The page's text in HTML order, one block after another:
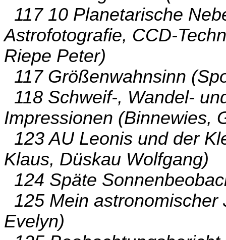
117 10 Planetarische
Astrofotografie, CCD-
Riepe Peter)
117 Größenwahnsinn
118 Schweif-, Wandel-
Impressionen (Binnewies,
123 AU Leonis und der
Klaus, Düskau Wolfgang)
124 Späte
125 Mein
Evelyn)